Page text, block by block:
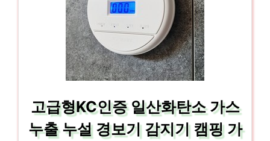
고급형KC인증 일산화탄소 가스
누출 누설 경보기 감지기 캠핑 가